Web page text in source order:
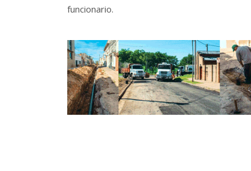
funcionario.